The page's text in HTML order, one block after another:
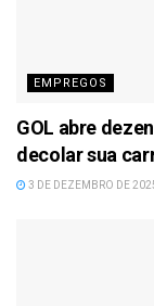
EMPREGOS
GOL abre
decolar sua
3 DE DEZEMBRO DE